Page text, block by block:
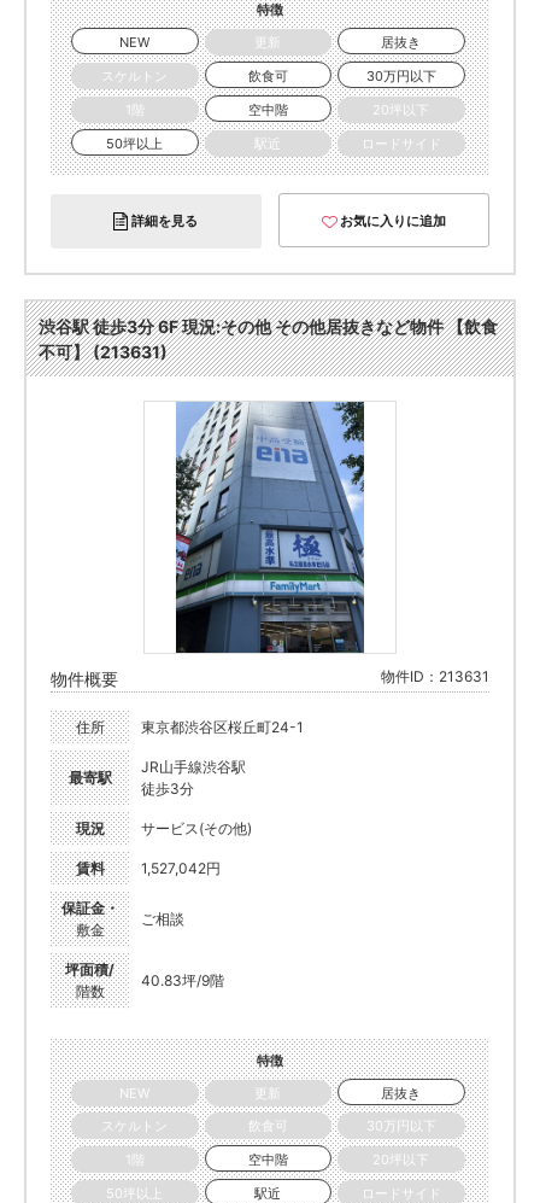
特徴
NEW
更新
居抜き
スケルトン
飲食可
30万円以下
1階
空中階
20坪以下
50坪以上
駅近 ロードサイド
詳細を見る お気に入りに追加
渋谷駅 徒歩3分 6F 現況:その他 その他居抜きなど物件 【飲食
不可】 (213631)
物件概要 物件ID：213631
住所 東京都渋谷区桜丘町24-1
最寄駅
JR山手線渋谷駅
徒歩3分
現況 サービス(その他)
賃料 1,527,042円
保証金・
敷金
ご相談
坪面積/
階数
40.83坪/9階
特徴
NEW
更新
居抜き
スケルトン
飲食可
30万円以下
1階
空中階
20坪以下
50坪以上
駅近 ロードサイド